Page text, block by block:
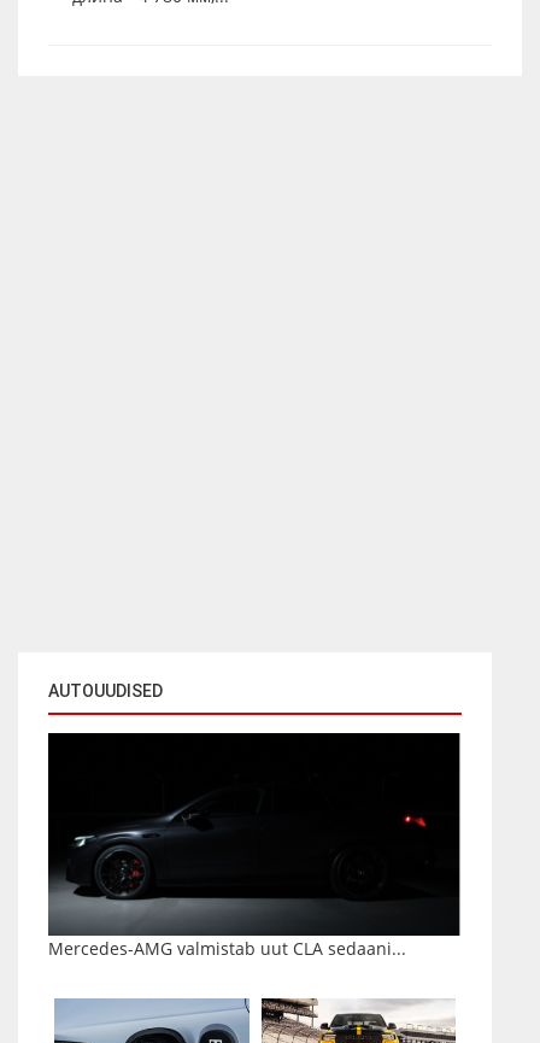
AUTOUUDISED
Mercedes-AMG valmistab uut CLA sedaani...